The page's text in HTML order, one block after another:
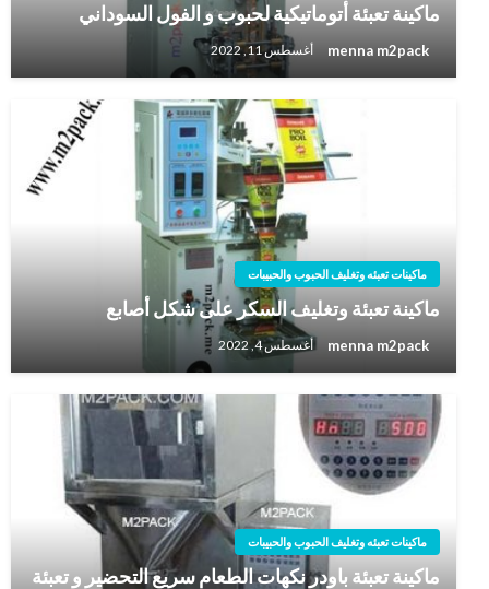
ماكينة تعبئة أتوماتيكية لحبوب و الفول السوداني
menna m2pack أغسطس 11, 2022
ماكينات تعبئه وتغليف الحبوب والحبيبات
ماكينة تعبئة وتغليف السكر على شكل أصابع
menna m2pack أغسطس 4, 2022
ماكينات تعبئه وتغليف الحبوب والحبيبات
ماكينة تعبئة باودر نكهات الطعام سريع التحضير و تعبئة